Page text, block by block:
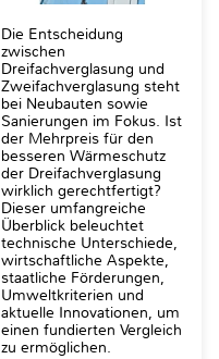
Die Entscheidung
zwischen
Dreifachverglasung und
Zweifachverglasung steht
bei Neubauten sowie
Sanierungen im Fokus. Ist
der Mehrpreis für den
besseren Wärmeschutz
der Dreifachverglasung
wirklich gerechtfertigt?
Dieser umfangreiche
Überblick beleuchtet
technische Unterschiede,
wirtschaftliche Aspekte,
staatliche Förderungen,
Umweltkriterien und
aktuelle Innovationen, um
einen fundierten Vergleich
zu ermöglichen.